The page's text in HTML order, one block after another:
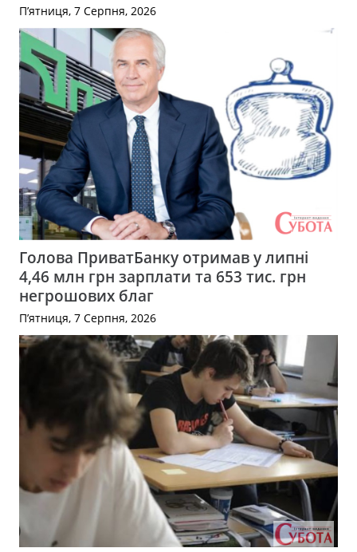
П’ятниця, 7 Серпня, 2026
Голова ПриватБанку отримав у липні
4,46 млн грн зарплати та 653 тис. грн
негрошових благ
П’ятниця, 7 Серпня, 2026